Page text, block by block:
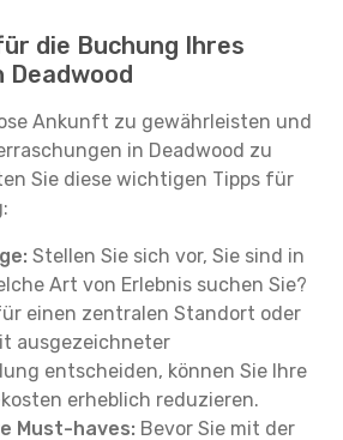
die Buchung Ihres
Ankunft zu gewährleisten und
in Deadwood zu
Sie diese wichtigen Tipps für
Stellen Sie sich vor, Sie sind in
Art von Erlebnis suchen Sie?
einen zentralen Standort oder
ausgezeichneter
entscheiden, können Sie Ihre
erheblich reduzieren.
Must-haves: Bevor Sie mit der